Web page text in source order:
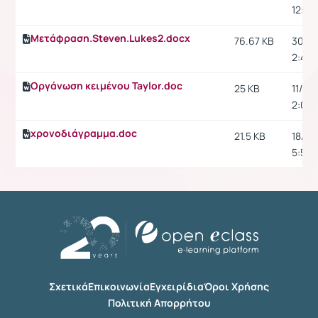
12:19
Μετάφραση.Steven.Lukes2.docx 76.67 KB
30/6/
2:46
Οργάνωση κειμένου Taylor.doc 25 KB
11/5/
2:02
χρονοδιάγραμμα.doc 21.5 KB
18/5/
5:55
ΣχετικάΕπικοινωνίαΕγχειρίδιαΌροι Χρήσης
Πολιτική Απορρήτου